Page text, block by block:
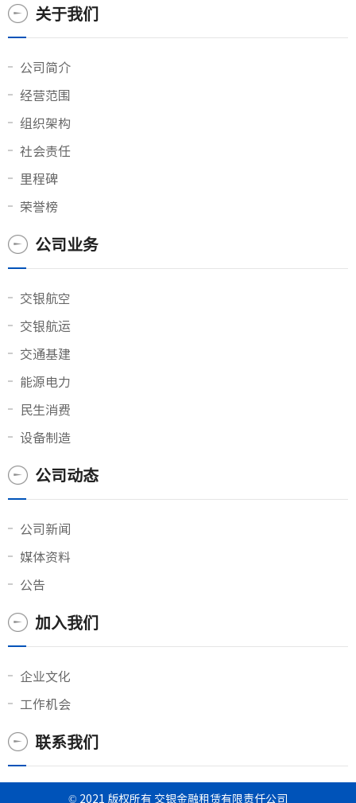
关于我们
公司简介
经营范围
组织架构
社会责任
里程碑
荣誉榜
公司业务
交银航空
交银航运
交通基建
能源电力
民生消费
设备制造
公司动态
公司新闻
媒体资料
公告
加入我们
企业文化
工作机会
联系我们
© 2021 版权所有 交银金融租赁有限责任公司